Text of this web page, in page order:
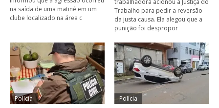
na saída de uma matiné em um
clube localizado na área c
Trabalho para pedir a reversão
da justa causa. Ela alegou que a
punição foi despropor
Polícia Polícia